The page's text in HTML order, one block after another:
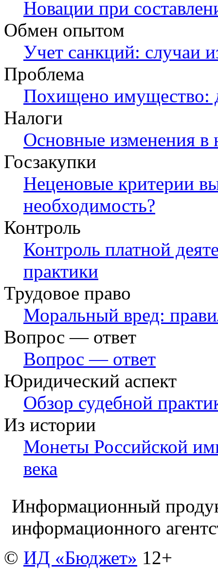
Новации при
Обмен опытом
Учет санкций: случаи
Проблема
Похищено имущество:
Налоги
Основные изменения в
Госзакупки
Неценовые критерии
необходимость?
Контроль
Контроль платной
практики
Трудовое право
Моральный вред:
Вопрос — ответ
Вопрос — ответ
Юридический аспект
Обзор судебной
Из истории
Монеты Российской
века
Информационный
информационного
© ИД «Бюджет» 12+